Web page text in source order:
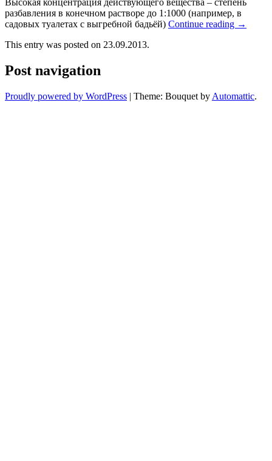
Высокая концентрация действующего вещества – степень
разбавления в конечном растворе до 1:1000 (например, в
садовых туалетах с выгребной бадьёй) Continue reading →
This entry was posted on 23.09.2013.
Post navigation
Proudly powered by WordPress | Theme: Bouquet by Automattic.